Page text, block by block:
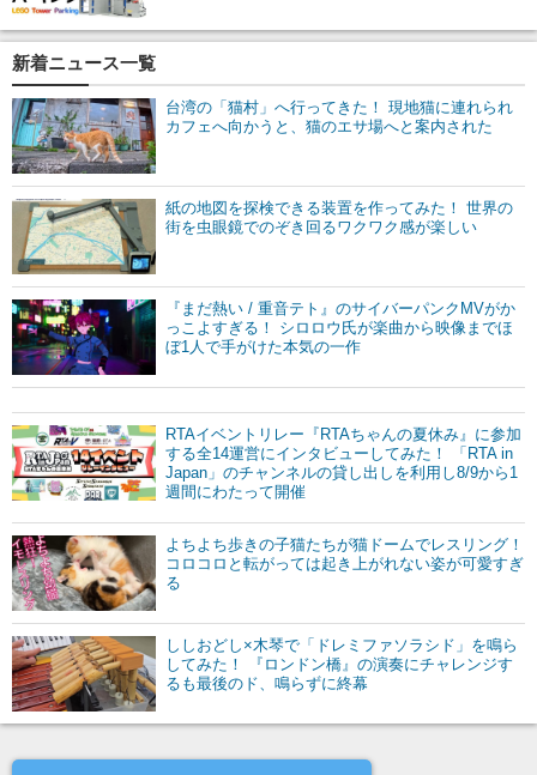
新着ニュース一覧
台湾の「猫村」へ行ってきた！ 現地猫に連れられ
カフェへ向かうと、猫のエサ場へと案内された
紙の地図を探検できる装置を作ってみた！ 世界の
街を虫眼鏡でのぞき回るワクワク感が楽しい
『まだ熱い / 重音テト』のサイバーパンクMVがか
っこよすぎる！ シロロウ氏が楽曲から映像までほ
ぼ1人で手がけた本気の一作
RTAイベントリレー『RTAちゃんの夏休み』に参加
する全14運営にインタビューしてみた！ 「RTA in
Japan」のチャンネルの貸し出しを利用し8/9から1
週間にわたって開催
よちよち歩きの子猫たちが猫ドームでレスリング！
コロコロと転がっては起き上がれない姿が可愛すぎ
る
ししおどし×木琴で「ドレミファソラシド」を鳴ら
してみた！ 『ロンドン橋』の演奏にチャレンジす
るも最後のド、鳴らずに終幕